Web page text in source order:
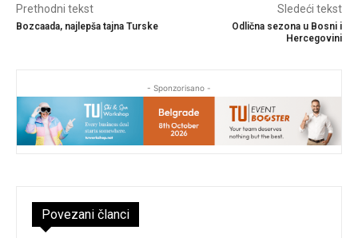
Prethodni tekst
Bozcaada, najlepša tajna Turske
Sledeći tekst
Odlična sezona u Bosni i
Hercegovini
- Sponzorisano -
Povezani članci